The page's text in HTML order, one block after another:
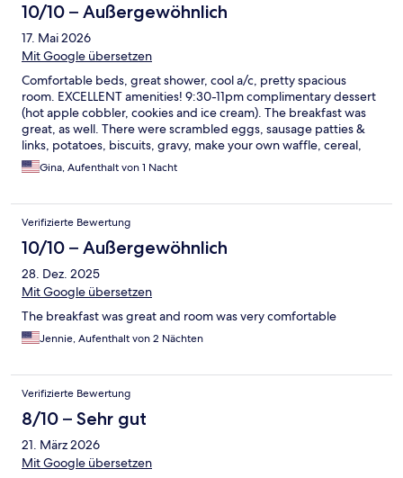
10/10 – Außergewöhnlich
17. Mai 2026
Mit Google übersetzen
Comfortable beds, great shower, cool a/c, pretty spacious
room. EXCELLENT amenities! 9:30-11pm complimentary dessert
(hot apple cobbler, cookies and ice cream). The breakfast was
great, as well. There were scrambled eggs, sausage patties &
links, potatoes, biscuits, gravy, make your own waffle, cereal,
muffins, bread, juice and ahh-mazing coffee. We will definitely
stay here again.
Gina, Aufenthalt von 1 Nacht
Verifizierte Bewertung
10/10 – Außergewöhnlich
28. Dez. 2025
Mit Google übersetzen
The breakfast was great and room was very comfortable
Jennie, Aufenthalt von 2 Nächten
Verifizierte Bewertung
8/10 – Sehr gut
21. März 2026
Mit Google übersetzen